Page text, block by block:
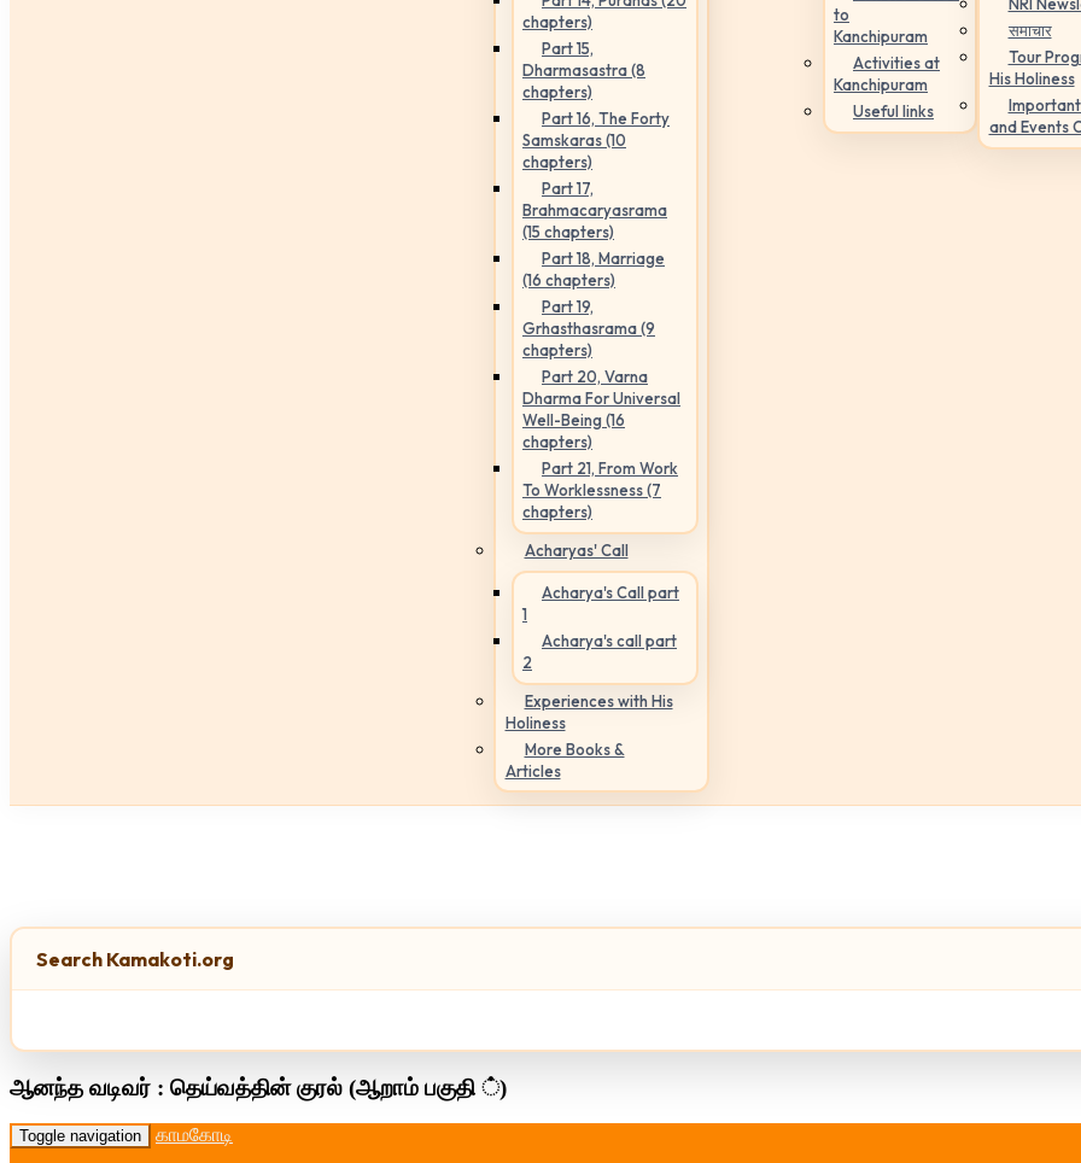
chapters)
Part 15,
Dharmasastra (8
chapters)
Part 16, The Forty
Samskaras (10
chapters)
Part 17,
Brahmacaryasrama
(15 chapters)
Part 18, Marriage
(16 chapters)
Part 19,
Grhasthasrama (9
chapters)
Part 20, Varna
Dharma For Universal
Well-Being (16
chapters)
Part 21, From Work
To Worklessness (7
chapters)
Acharyas' Call
Acharya's Call part
1
Acharya's call part
2
Experiences with His
Holiness
More Books &
Articles
to
Kanchipuram
Activities at
Kanchipuram
Useful links
समाचार
Tour
His Holiness
and Events
Search Kamakoti.org
ஆனந்த வடிவர் : தெய்வத்தின் குரல் (ஆறாம் பகுதி ்)
Toggle navigation காமகோடி